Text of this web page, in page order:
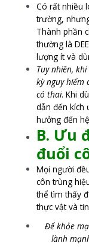
Có rất nhiều
trường,
Thành phần
thường là
lượng ít và
Tuy nhiên,
kỳ nguy hiểm
có thai. Khi
dẫn đến kích
hưởng đến
B. Ưu
đuổi
Mọi người
côn trùng
thể tìm thấy
thực vật và
Để khỏe
lành